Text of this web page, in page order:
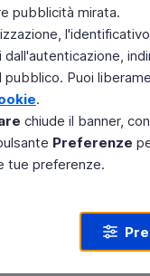
pubblicità mirata.
Puoi
.
chiude il banner,
Preferenze
tue preferenze.